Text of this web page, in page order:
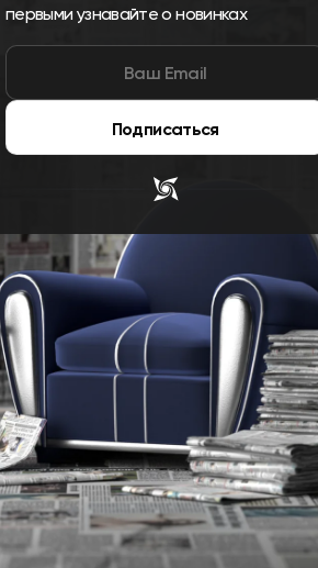
первыми узнавайте о новинках
Подписаться